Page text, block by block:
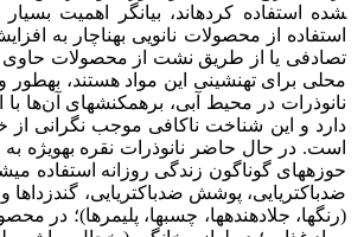
شده استفاده کرده­اند، بیانگر اهمیت
استفاده از محصولات نانویی به­ناچار به
تصادفی یا از طریق نشت از محصولات حاوی
محلی برای ته­نشینی این مواد هستند،
نانوذرات در محیط آبی، برهم­کنش­های آن‌ها با
دارد و این شناخت ناکافی موجب نگرانی از
است. در حال حاضر نانوذرات نقره به­ویژه
حوزه­های گوناگون زندگی روزانه استفاده
ضدباکتریایی، پوشش ضدباکتریایی،
(رنگ­ها، جلادهنده­ها، چسب­ها، پلیمرها)؛ در